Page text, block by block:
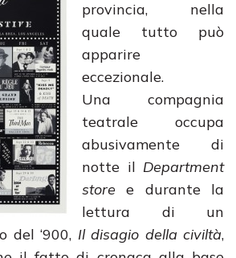
provincia, nella
quale tutto può
apparire
eccezionale.
Una compagnia
teatrale occupa
abusivamente di
notte il Department
store e durante la
lettura di un
del ‘900, Il disagio della civiltà,